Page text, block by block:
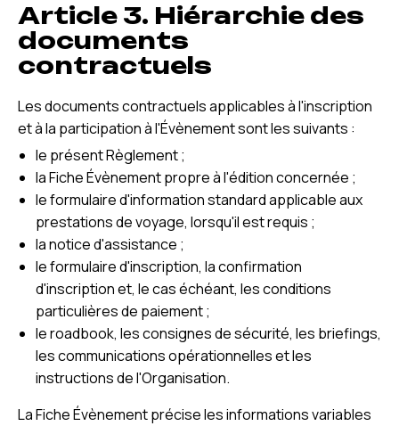
Article 3. Hiérarchie des
documents
contractuels
Les documents contractuels applicables à l'inscription
et à la participation à l'Évènement sont les suivants :
le présent Règlement ;
la Fiche Évènement propre à l'édition concernée ;
le formulaire d'information standard applicable aux
prestations de voyage, lorsqu'il est requis ;
la notice d'assistance ;
le formulaire d'inscription, la confirmation
d'inscription et, le cas échéant, les conditions
particulières de paiement ;
le roadbook, les consignes de sécurité, les briefings,
les communications opérationnelles et les
instructions de l'Organisation.
La Fiche Évènement précise les informations variables